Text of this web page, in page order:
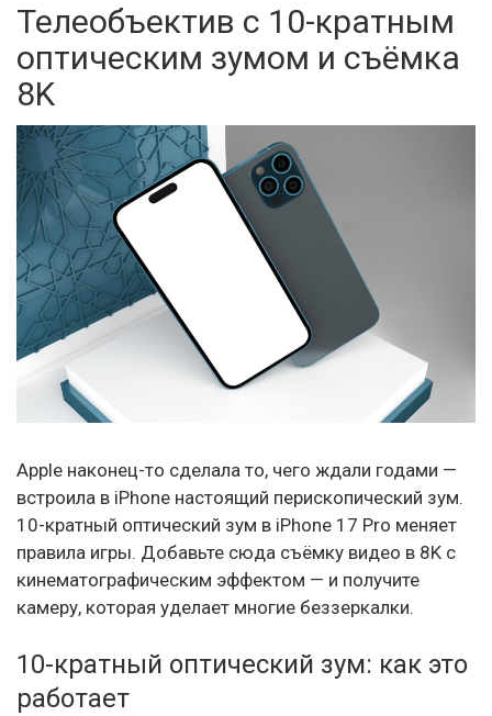
Телеобъектив с 10-кратным
оптическим зумом и съёмка
8K
Apple наконец-то сделала то, чего ждали годами —
встроила в iPhone настоящий перископический зум.
10-кратный оптический зум в iPhone 17 Pro меняет
правила игры. Добавьте сюда съёмку видео в 8K с
кинематографическим эффектом — и получите
камеру, которая уделает многие беззеркалки.
10-кратный оптический зум: как это
работает